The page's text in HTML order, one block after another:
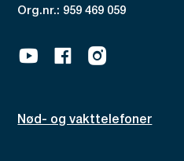
Org.nr.: 959 469 059
YoutubeFacebookInstagram
Nød- og vakttelefoner